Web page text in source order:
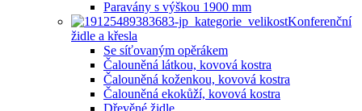
Paravány s výškou 1900 mm
Konferenční
židle a křesla
Se síťovaným opěrákem
Čalouněná látkou, kovová kostra
Čalouněná koženkou, kovová kostra
Čalouněná ekokůží, kovová kostra
Dřevěné židle